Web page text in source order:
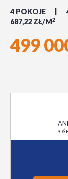
4 POKOJE
687,22 ZŁ/M2
499